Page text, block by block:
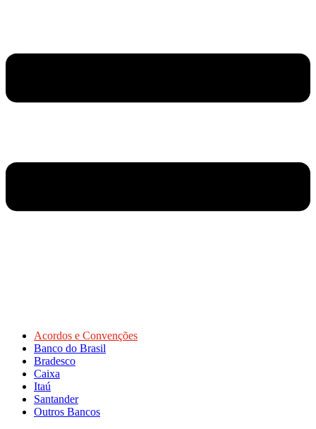
Acordos e Convenções
Banco do Brasil
Bradesco
Caixa
Itaú
Santander
Outros Bancos